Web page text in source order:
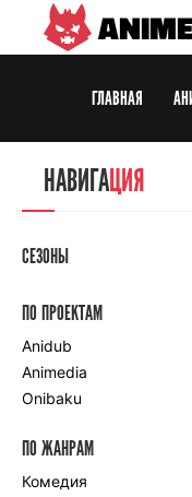
ГЛАВНАЯ
НАВИГАЦИЯ
СЕЗОНЫ
ПО ПРОЕКТАМ
Anidub
Animedia
Onibaku
ПО ЖАНРАМ
Комедия